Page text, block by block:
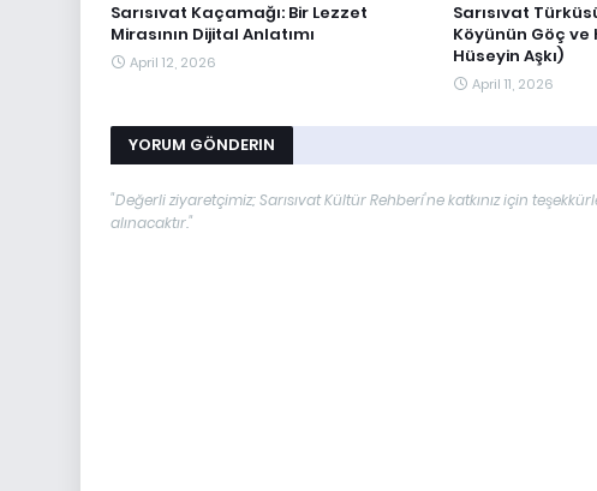
Sarısıvat Kaçamağı: Bir Lezzet
Mirasının Dijital Anlatımı
April 12, 2026
Sarısıvat
Köyünün Göç ve
Hüseyin Aşkı)
April 11, 2026
YORUM GÖNDERIN
"Değerli ziyaretçimiz; Sarısıvat Kültür Rehberi'ne katkınız için
alınacaktır."